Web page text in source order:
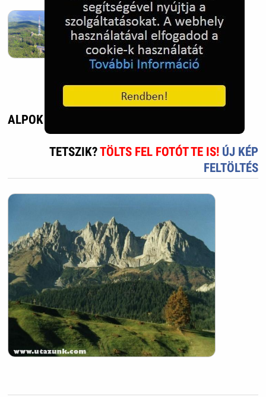
Kékestető település
2022. Nov. 01.
ALPOK - UTAZÁS, ÉLMÉNY
TETSZIK?TÖLTS FEL FOTÓT TE IS! ÚJ KÉP
FELTÖLTÉS